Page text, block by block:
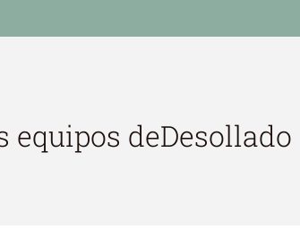
equipos deDesollado